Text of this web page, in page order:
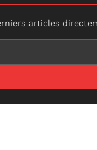
articles